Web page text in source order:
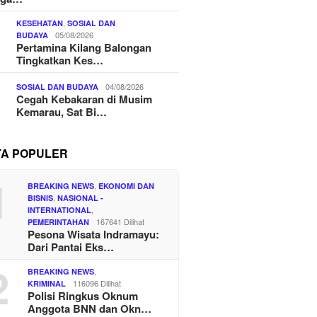
KESEHATAN,SOSIAL DAN
BUDAYA
05/08/2026
Pertamina Kilang Balongan
Tingkatkan Kes…
SOSIAL DAN BUDAYA 04/08/2026
Cegah Kebakaran di Musim
Kemarau, Sat Bi…
POPULER
BREAKING NEWS,EKONOMI DAN
BISNIS,NASIONAL -
INTERNATIONAL,
PEMERINTAHAN 167641 Dilihat
Pesona Wisata Indramayu:
Dari Pantai Eks…
BREAKING NEWS,
KRIMINAL 116096 Dilihat
Polisi Ringkus Oknum
Anggota BNN dan Okn…